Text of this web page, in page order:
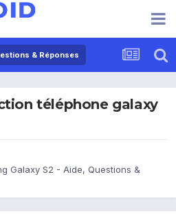
& Réponses
téléphone galaxy
Galaxy S2 - Aide, Questions &